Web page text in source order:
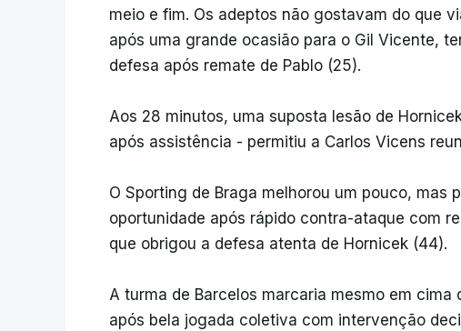
meio e fim. Os adeptos não gostavam do que
após uma grande ocasião para o Gil Vicente,
defesa após remate de Pablo (25).
Aos 28 minutos, uma suposta lesão de
após assistência - permitiu a Carlos Vicens
O Sporting de Braga melhorou um pouco, mas
oportunidade após rápido contra-ataque com
que obrigou a defesa atenta de Hornicek (44).
A turma de Barcelos marcaria mesmo em
após bela jogada coletiva com intervenção